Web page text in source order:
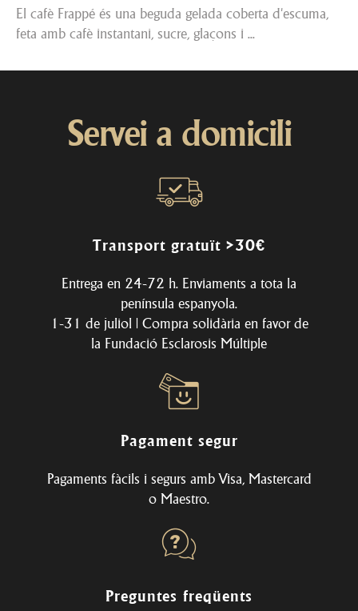
El cafè Frappé és una beguda gelada coberta d'escuma,
feta amb cafè instantani, sucre, glaçons i ...
Servei a domicili
Transport gratuït >30€
Entrega en 24-72 h. Enviaments a tota la
península espanyola.
1-31 de juliol | Compra solidària en favor de
la Fundació Esclarosis Múltiple
Pagament segur
Pagaments fàcils i segurs amb Visa, Mastercard
o Maestro.
Preguntes freqüents